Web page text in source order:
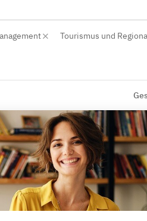
Tourismus und